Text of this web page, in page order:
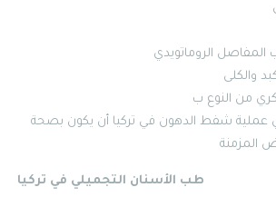
شفط الدهون في تركيا أن يكون بصحة
طب الأسنان التجميلي في تركيا